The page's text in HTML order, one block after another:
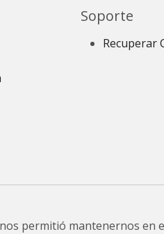
Soporte
Recuperar
permitió mantenernos en